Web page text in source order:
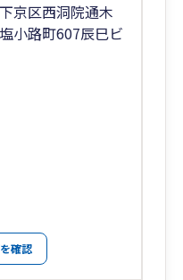
京区西洞院通木
小路町607辰巳ビ
確認